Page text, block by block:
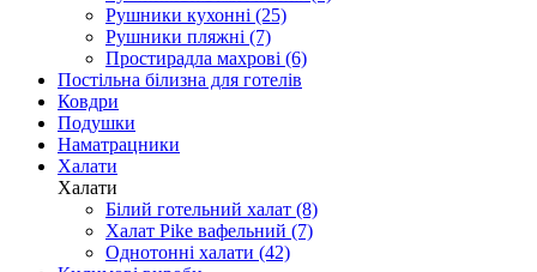
Рушники кухонні (25)
Рушники пляжні (7)
Простирадла махрові (6)
Постільна білизна для готелів
Ковдри
Подушки
Наматрацники
Халати
Халати
Білий готельний халат (8)
Халат Pike вафельний (7)
Однотонні халати (42)